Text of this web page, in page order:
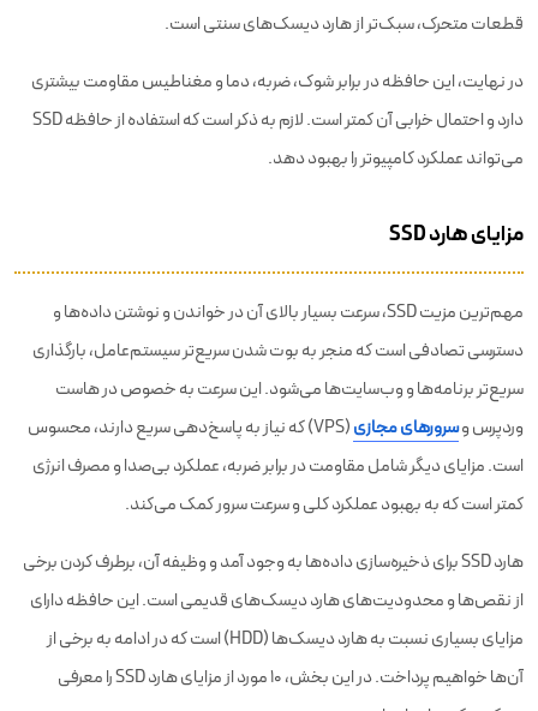
قطعات متحرک، سبک‌تر از هارد دیسک‌های سنتی است.
در نهایت، این حافظه در برابر شوک، ضربه، دما و مغناطیس مقاومت بیشتری
دارد و احتمال خرابی آن کمتر است. لازم به ذکر است که استفاده از حافظه SSD
می‌تواند عملکرد کامپیوتر را بهبود دهد.
مزایای هارد SSD
مهم‌ترین مزیت SSD، سرعت بسیار بالای آن در خواندن و نوشتن داده‌ها و
دسترسی تصادفی است که منجر به بوت شدن سریع‌تر سیستم‌عامل، بارگذاری
سریع‌تر برنامه‌ها و وب‌سایت‌ها می‌شود. این سرعت به خصوص در هاست
وردپرس وسرورهای مجازی
(VPS) که نیاز به پاسخ‌دهی سریع دارند، محسوس
است. مزایای دیگر شامل مقاومت در برابر ضربه، عملکرد بی‌صدا و مصرف انرژی
کمتر است که به بهبود عملکرد کلی و سرعت سرور کمک می‌کند.
هارد SSD برای ذخیره‌سازی داده‌ها به وجود آمد و وظیفه آن، برطرف کردن برخی
از نقص‌ها و محدودیت‌های هارد دیسک‌های قدیمی است. این حافظه دارای
مزایای بسیاری نسبت به هارد دیسک‌ها (HDD) است که در ادامه به برخی از
آن‌ها خواهیم پرداخت. در این بخش، ۱۰ مورد از مزایای هارد SSD را معرفی